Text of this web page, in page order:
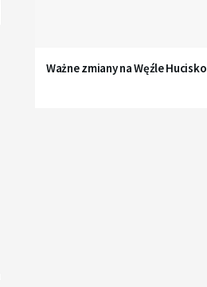
Ważne zmiany na Węźle Hucisko